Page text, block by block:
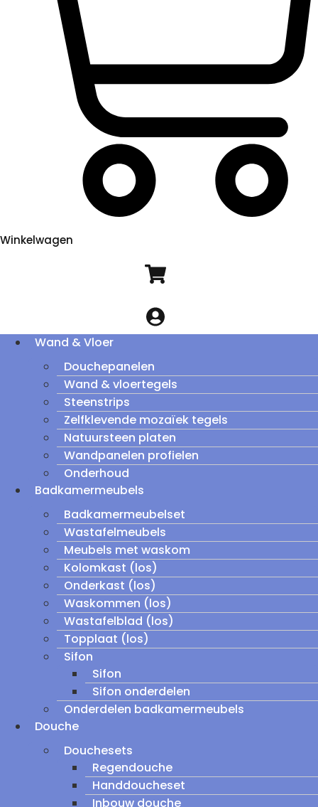
Winkelwagen
Wand & Vloer
Douchepanelen
Wand & vloertegels
Steenstrips
Zelfklevende mozaïek tegels
Natuursteen platen
Wandpanelen profielen
Onderhoud
Badkamermeubels
Badkamermeubelset
Wastafelmeubels
Meubels met waskom
Kolomkast (los)
Onderkast (los)
Waskommen (los)
Wastafelblad (los)
Topplaat (los)
Sifon
Sifon
Sifon onderdelen
Onderdelen badkamermeubels
Douche
Douchesets
Regendouche
Handdoucheset
Inbouw douche